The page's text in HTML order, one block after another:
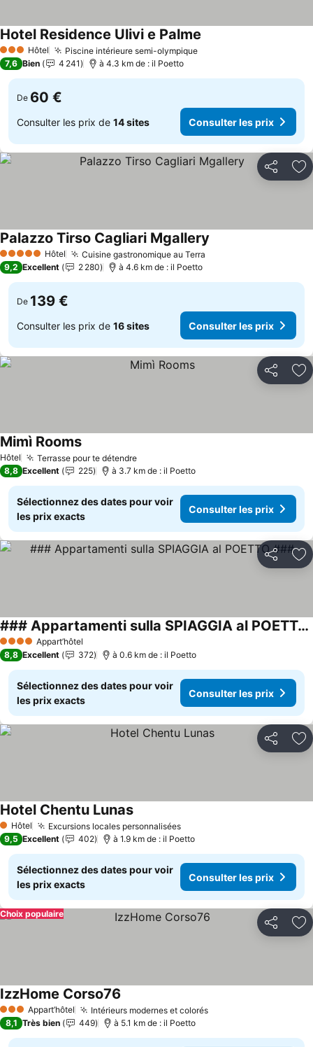
3 ÉtoilesHôtel Piscine intérieure semi-olympique
Hotel Residence Ulivi e Palme
7,6 Bien 4 241 à 4.3 km de : il Poetto
De 60 €
Consulter les prix de 14 sites Consulter les prix
Partager
5 Étoiles Hôtel Cuisine gastronomique au Terra
Palazzo Tirso Cagliari Mgallery
9,2 Excellent 2 280 à 4.6 km de : il Poetto
De 139 €
Consulter les prix de 16 sites Consulter les prix
Partager
Hôtel Terrasse pour te détendre
Mimì Rooms
8,8 Excellent 225 à 3.7 km de : il Poetto
Sélectionnez des dates pour voir
les prix exacts
Consulter les prix
Partager
4 Étoiles Appart’hôtel
### Appartamenti sulla SPIAGGIA al POETTO ###
8,8 Excellent 372 à 0.6 km de : il Poetto
Sélectionnez des dates pour voir
les prix exacts
Consulter les prix
Partager
1 Étoiles
Hôtel Excursions locales personnalisées
Hotel Chentu Lunas
9,5 Excellent 402 à 1.9 km de : il Poetto
Sélectionnez des dates pour voir
les prix exacts
Consulter les prix
Partager
Choix populaire
3 ÉtoilesAppart’hôtel Intérieurs modernes et colorés
IzzHome Corso76
8,1 Très bien 449 à 5.1 km de : il Poetto